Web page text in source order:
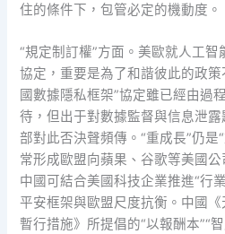
住的條件下，包管必定的機動度。
“規定制訂權”方面。美歐就人工
協定，重要是為了和諧彼此的政
國數據隱私框架”協定雖已經由過
待，但出于對數據監督與信息泄
部對此否決聲頻傳。“重成長”仍是
常形成歐盟向蘋果、谷歌等美國
中國可結合美國科技企業推進“行
平安框架與歐盟尺度抗衡。中國
暫行措施》所提倡的“以報酬本”“